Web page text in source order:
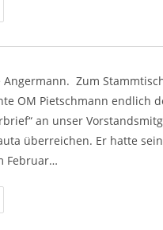
Zum
OM Pietschmann endlich
an unser
überreichen. Er hatte
Februar…